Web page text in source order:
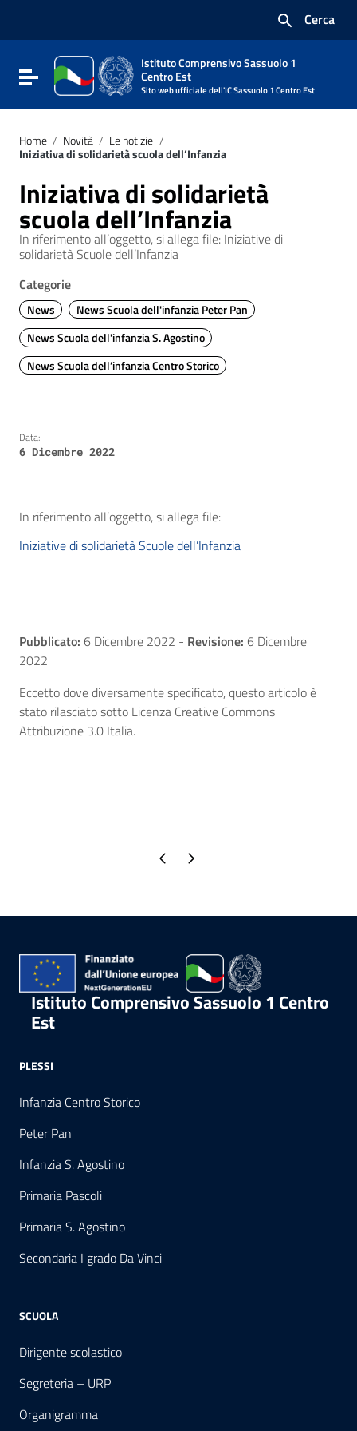
Vai al footer
Cerca
Attiva / disattiva la navigazione
Istituto Comprensivo Sassuolo 1
Centro Est
Sito web ufficiale dell'IC Sassuolo 1 Centro Est
Home / Novità / Le notizie /
Iniziativa di solidarietà scuola dell’Infanzia
Iniziativa di solidarietà
scuola dell’Infanzia
In riferimento all’oggetto, si allega file: Iniziative di
solidarietà Scuole dell’Infanzia
Categorie
News
News Scuola dell'infanzia Peter Pan
News Scuola dell'infanzia S. Agostino
News Scuola dell’infanzia Centro Storico
Data:
6 Dicembre 2022
In riferimento all’oggetto, si allega file:
Iniziative di solidarietà Scuole dell’Infanzia
Pubblicato: 6 Dicembre 2022 - Revisione: 6 Dicembre
2022
Eccetto dove diversamente specificato, questo articolo è
stato rilasciato sotto Licenza Creative Commons
Attribuzione 3.0 Italia.
Pagina precedente
Pagina successiva
Istituto Comprensivo Sassuolo 1 Centro
Est
PLESSI
Infanzia Centro Storico
Peter Pan
Infanzia S. Agostino
Primaria Pascoli
Primaria S. Agostino
Secondaria I grado Da Vinci
SCUOLA
Dirigente scolastico
Segreteria – URP
Organigramma